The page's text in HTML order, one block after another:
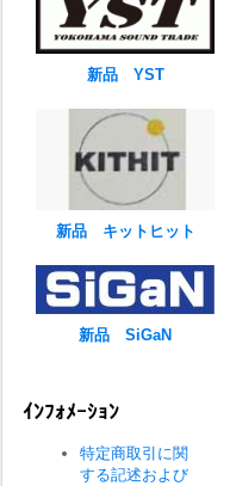
新品 YST
新品 キットヒット
新品 SiGaN
ｲﾝﾌｫﾒｰｼｮﾝ
特定商取引に関
する記述および